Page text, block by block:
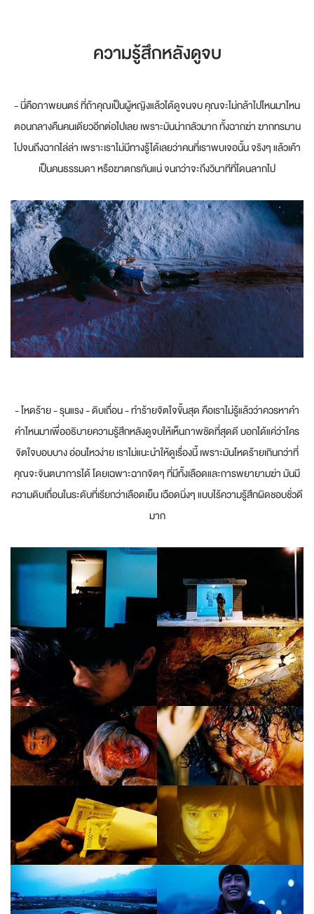
ความรู้สึกหลังดูจบ
- นี่คือภาพยนตร์ ที่ถ้าคุณเป็นผู้หญิงแล้วได้ดูจนจบ คุณจะไม่กล้าไปไหนมาไหน
ตอนกลางคืนคนเดียวอีกต่อไปเลย เพราะมันน่ากลัวมาก ทั้งฉากฆ่า ฆากทรมาน
ไปจนถึงฉากไล่ล่า เพราะเราไม่มีทางรู้ได้เลยว่าคนที่เราพบเจอนั้น จริงๆ แล้วเค้า
เป็นคนธรรมดา หรือฆาตกรกันแน่ จนกว่าจะถึงวินาทีที่โดนลากไป
- โหดร้าย - รุนแรง - ดิบเถื่อน - ทำร้ายจิตใจขั้นสุด คือเราไม่รู้แล้วว่าควรหาคำ
คำไหนมาเพื่ออธิบายความรู้สึกหลังดูจบให้เห็นภาพชัดที่สุดดี บอกได้แค่ว่าใคร
จิตใจบอบบาง อ่อนไหวง่าย เราไม่แนะนำให้ดูเรื่องนี้ เพราะมันโหดร้ายเกินกว่าที่
คุณจะจินตนาการได้ โดยเฉพาะฉากจิตๆ ที่มีทั้งเลือดและการพยายามฆ่า มันมี
ความดิบเถื่อนในระดับที่เรียกว่าเลือดเย็น เฉือดนิ่งๆ แบบไร้ความรู้สึกผิดชอบชั่วดี
มาก